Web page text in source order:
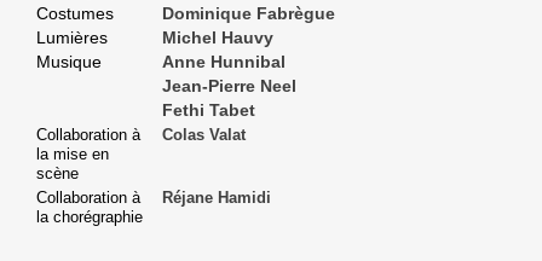
Costumes
Dominique Fabrègue
Lumières
Michel Hauvy
Musique
Anne Hunnibal
Jean-Pierre Neel
Fethi Tabet
Collaboration à
la mise en
scène
Colas Valat
Collaboration à
la chorégraphie
Réjane Hamidi